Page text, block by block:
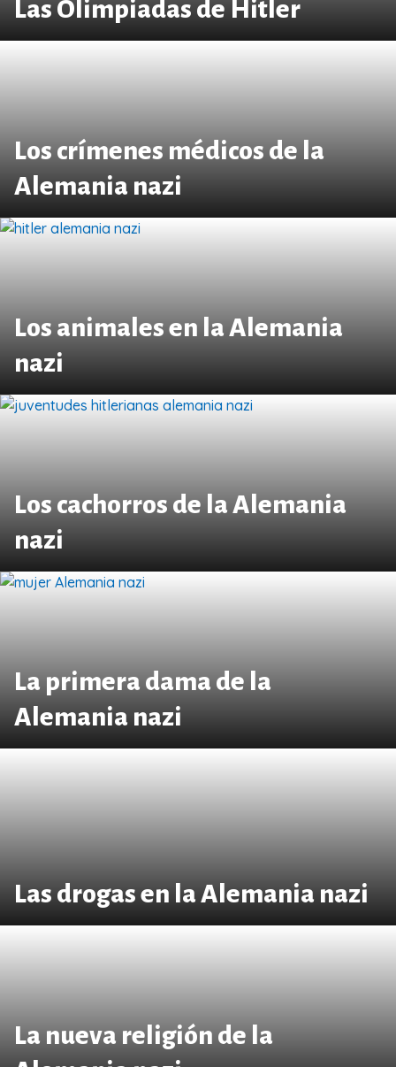
Las Olimpiadas de Hitler
Los crímenes médicos de la
Alemania nazi
Los animales en la Alemania
nazi
Los cachorros de la Alemania
nazi
La primera dama de la
Alemania nazi
Las drogas en la Alemania nazi
La nueva religión de la